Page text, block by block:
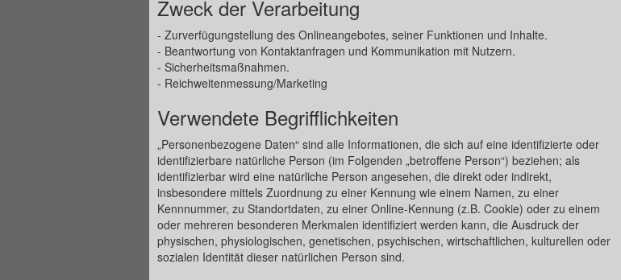
Zweck der Verarbeitung
- Zurverfügungstellung des Onlineangebotes, seiner Funktionen und Inhalte.
- Beantwortung von Kontaktanfragen und Kommunikation mit Nutzern.
- Sicherheitsmaßnahmen.
- Reichweitenmessung/Marketing
Verwendete Begrifflichkeiten
„Personenbezogene Daten“ sind alle Informationen, die sich auf eine identifizierte oder
identifizierbare natürliche Person (im Folgenden „betroffene Person“) beziehen; als
identifizierbar wird eine natürliche Person angesehen, die direkt oder indirekt,
insbesondere mittels Zuordnung zu einer Kennung wie einem Namen, zu einer
Kennnummer, zu Standortdaten, zu einer Online-Kennung (z.B. Cookie) oder zu einem
oder mehreren besonderen Merkmalen identifiziert werden kann, die Ausdruck der
physischen, physiologischen, genetischen, psychischen, wirtschaftlichen, kulturellen oder
sozialen Identität dieser natürlichen Person sind.